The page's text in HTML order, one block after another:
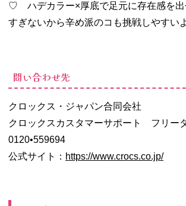
♡ ハデカラー×厚底で足元に存在感を出
すぎないから辛め派のコも挑戦しやすい
問い合わせ先
クロックス・ジャパン合同会社
クロックスカスタマーサポート フリー
0120•559694
公式サイト： https://www.crocs.co.jp/